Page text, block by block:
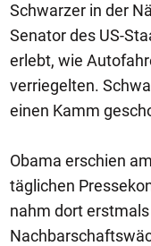
Schwarzer in der
Senator des US-
erlebt, wie
verriegelten.
einen Kamm
Obama erschien
täglichen
nahm dort